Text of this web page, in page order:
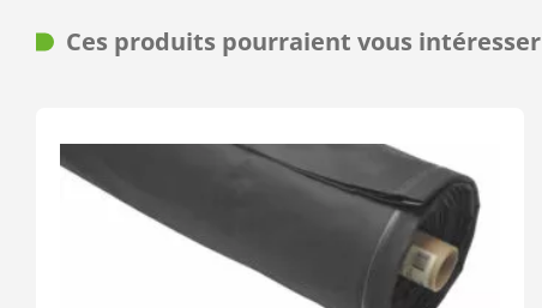
Ces produits pourraient vous intéresser